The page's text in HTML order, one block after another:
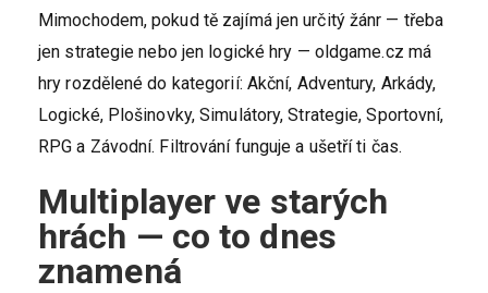
Mimochodem, pokud tě zajímá jen určitý žánr — třeba
jen strategie nebo jen logické hry — oldgame.cz má
hry rozdělené do kategorií: Akční, Adventury, Arkády,
Logické, Plošinovky, Simulátory, Strategie, Sportovní,
RPG a Závodní. Filtrování funguje a ušetří ti čas.
Multiplayer ve starých
hrách — co to dnes
znamená